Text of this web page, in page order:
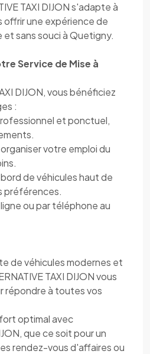
TAXI DIJON s'adapte à
offrir une expérience de
sans souci à Quetigny.
Service de Mise à
DIJON, vous bénéficiez
:
et ponctuel,
votre emploi du
de véhicules haut de
préférences.
ou par téléphone au
de véhicules modernes et
TAXI DIJON vous
répondre à toutes vos
optimal avec
que ce soit pour un
rendez-vous d'affaires ou